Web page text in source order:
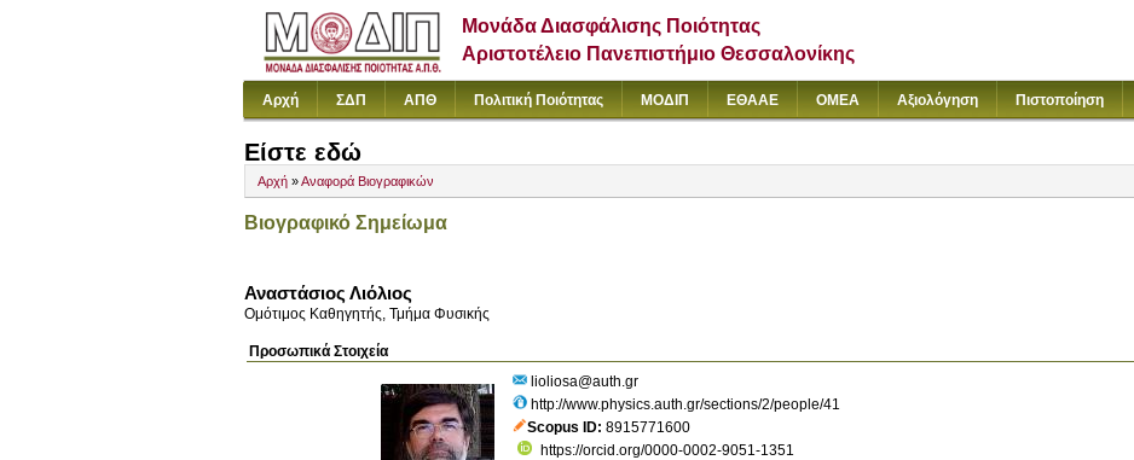
Μονάδα Διασφάλισης Ποιότητας
Αριστοτέλειο Πανεπιστήμιο Θεσσαλονίκης
Αρχή ΣΔΠ ΑΠΘ Πολιτική Ποιότητας ΜΟΔΙΠ ΕΘΑΑΕ ΟΜΕΑ Αξιολόγηση Πιστοποίηση
Είστε εδώ
Αρχή »Αναφορά Βιογραφικών
Βιογραφικό Σημείωμα
Αναστάσιος Λιόλιος
Ομότιμος Καθηγητής, Τμήμα Φυσικής
Προσωπικά Στοιχεία
lioliosa@auth.gr
http://www.physics.auth.gr/sections/2/people/41
Scopus ID 8915771600
https://orcid.org/0000-0002-9051-1351